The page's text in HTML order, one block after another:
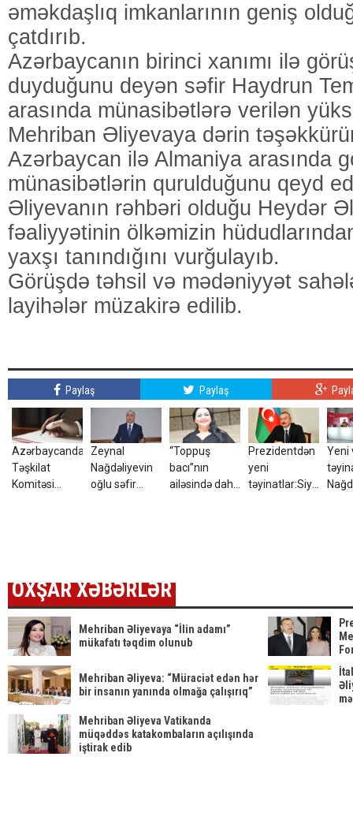
əməkdaşlıq imkanlarının geniş
çatdırıb.
Azərbaycanın birinci xanımı ilə
duyduğunu deyən səfir Haydrun
arasında münasibətlərə verilən
Mehriban Əliyevaya dərin
Azərbaycan ilə Almaniya arasında
münasibətlərin qurulduğunu qeyd
Əliyevanın rəhbəri olduğu Heydər
fəaliyyətinin ölkəmizin
yaxşı tanındığını vurğulayıb.
Görüşdə təhsil və mədəniyyət
layihələr müzakirə edilib.
Paylaş Paylaş
Azərbaycanda
Təşkilat
Komitəsi
Zeynal
Nağdəliyevin
oğlu səfir
“Toppuş
bacı”nın
ailəsində daha
Prezidentdən
yeni
təyinatlar:Siyahıda
Yeni
OXŞAR XƏBƏRLƏR
Mehriban Əliyevaya “İlin adamı”
mükafatı təqdim olunub
Mehriban Əliyeva: “Müraciət edən hər
bir insanın yanında olmağa çalışırıq”
Mehriban Əliyeva Vatikanda
müqəddəs katakombaların açılışında
iştirak edib